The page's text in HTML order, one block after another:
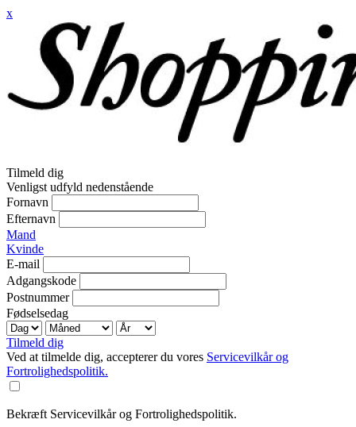
x
Tilmeld dig
Venligst udfyld nedenstående
Fornavn
Efternavn
Mand
Kvinde
E-mail
Adgangskode
Postnummer
Fødselsedag
Tilmeld dig
Ved at tilmelde dig, accepterer du vores Servicevilkår og
Fortrolighedspolitik.
Bekræft Servicevilkår og Fortrolighedspolitik.